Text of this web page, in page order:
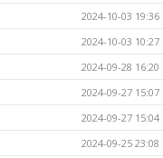
2024-10-03 19:36
2024-10-03 10:27
2024-09-28 16:20
2024-09-27 15:07
2024-09-27 15:04
2024-09-25 23:08